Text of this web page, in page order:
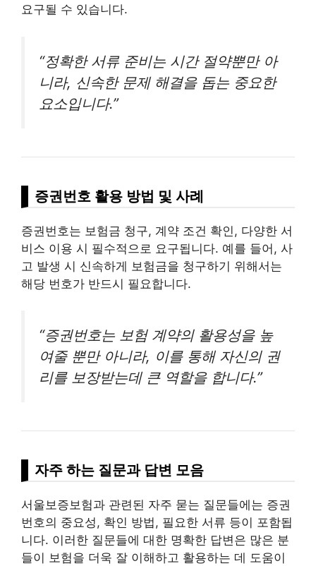
요구될 수 있습니다.
“정확한 서류 준비는 시간 절약뿐만 아
니라, 신속한 문제 해결을 돕는 중요한
요소입니다.”
증권번호 활용 방법 및 사례
증권번호는 보험금 청구, 계약 조건 확인, 다양한 서
비스 이용 시 필수적으로 요구됩니다. 예를 들어, 사
고 발생 시 신속하게 보험금을 청구하기 위해서는
해당 번호가 반드시 필요합니다.
“증권번호는 보험 계약의 활용성을 높
여줄 뿐만 아니라, 이를 통해 자신의 권
리를 보장받는데 큰 역할을 합니다.”
자주 하는 질문과 답변 모음
서울보증보험과 관련된 자주 묻는 질문들에는 증권
번호의 중요성, 확인 방법, 필요한 서류 등이 포함됩
니다. 이러한 질문들에 대한 명확한 답변은 많은 분
들이 보험을 더욱 잘 이해하고 활용하는 데 도움이